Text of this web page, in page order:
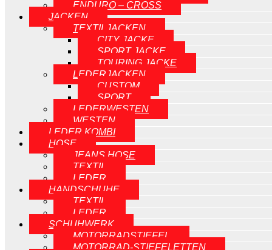
ENDURO – CROSS
JACKEN
TEXTILJACKEN
CITY JACKE
SPORT JACKE
TOURING JACKE
LEDERJACKEN
CUSTOM
SPORT
LEDERWESTEN
WESTEN
LEDER KOMBI
HOSE
JEANS HOSE
TEXTIL
LEDER
HANDSCHUHE
TEXTIL
LEDER
SCHUHWERK
MOTORRADSTIEFEL
MOTORRAD-STIEFELETTEN